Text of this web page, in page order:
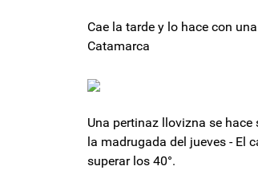
Cae la tarde y lo hace con
Catamarca
Una pertinaz llovizna se
la madrugada del jueves - El
superar los 40°.